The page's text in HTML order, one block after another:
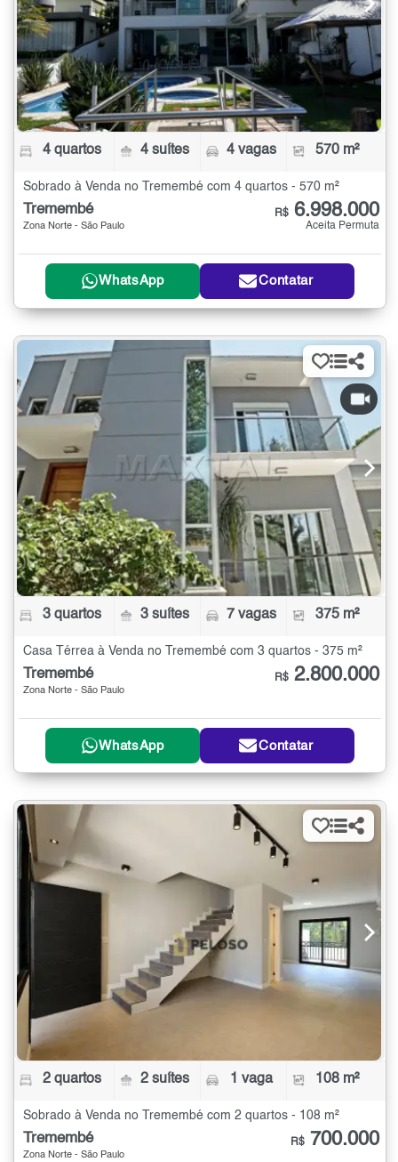
4 quartos 4 suítes 4 vagas 570 m²
Sobrado à Venda no Tremembé com 4 quartos - 570 m²
Tremembé
Zona Norte - São Paulo
R$ 6.998.000
Aceita Permuta
WhatsApp Contatar
3 quartos 3 suítes 7 vagas 375 m²
Casa Térrea à Venda no Tremembé com 3 quartos - 375 m²
Tremembé
Zona Norte - São Paulo
R$ 2.800.000
WhatsApp Contatar
2 quartos 2 suítes 1 vaga 108 m²
Sobrado à Venda no Tremembé com 2 quartos - 108 m²
Tremembé
Zona Norte - São Paulo
R$ 700.000